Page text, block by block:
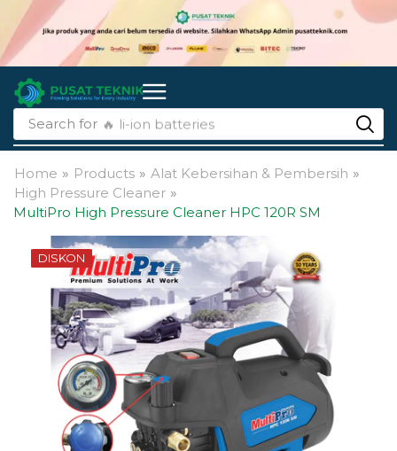
Search for 🔥 li-ion batteries
Home » Products » Alat Kebersihan & Pembersih »
High Pressure Cleaner »
MultiPro High Pressure Cleaner HPC 120R SM
DISKON